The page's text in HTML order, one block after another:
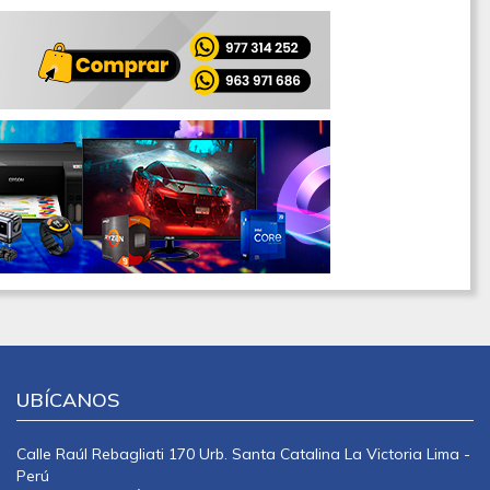
UBÍCANOS
Calle Raúl Rebagliati 170 Urb. Santa Catalina La Victoria Lima -
Perú